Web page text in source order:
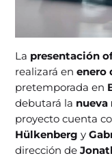
La presentación
realizará enenero
pretemporada en
debutará la nueva
proyecto cuenta
Hülkenberg y
dirección de